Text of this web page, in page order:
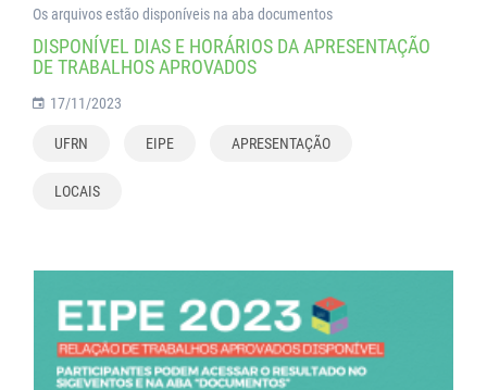
Os arquivos estão disponíveis na aba documentos
DISPONÍVEL DIAS E HORÁRIOS DA APRESENTAÇÃO
DE TRABALHOS APROVADOS
17/11/2023
UFRN EIPE APRESENTAÇÃO
LOCAIS